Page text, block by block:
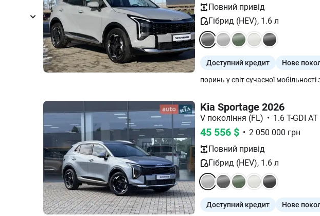
Повний привід
Гібрид (HEV), 1.6 л
Доступний кредит Нове
Kia Sportage 2026
V покоління (FL) • 1.6 T-GDI
45 556 $ • 2 050 000 грн
Повний привід
Гібрид (HEV), 1.6 л
Доступний кредит Нове